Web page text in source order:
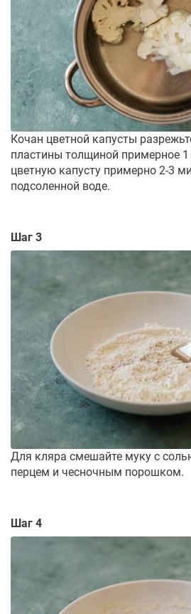
Кочан цветной капусты
пластины толщиной примерное
цветную капусту примерно 2-3
подсоленной воде.
Шаг 3
Для кляра смешайте муку с
перцем и чесночным порошком.
Шаг 4